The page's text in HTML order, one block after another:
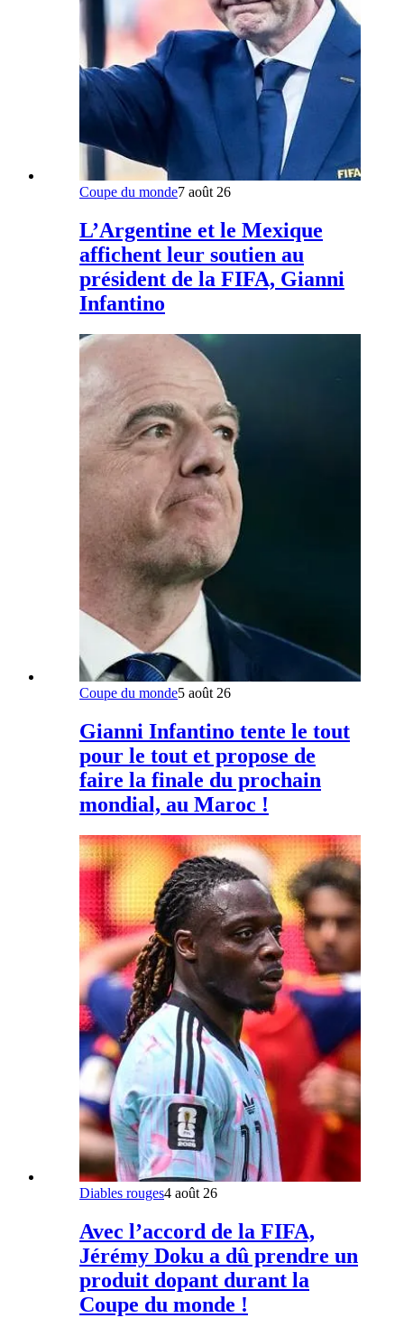
Coupe du monde7 août 26
L’Argentine et le Mexique
affichent leur soutien au
président de la FIFA, Gianni
Infantino
Coupe du monde5 août 26
Gianni Infantino tente le tout
pour le tout et propose de
faire la finale du prochain
mondial, au Maroc !
Diables rouges4 août 26
Avec l’accord de la FIFA,
Jérémy Doku a dû prendre un
produit dopant durant la
Coupe du monde !